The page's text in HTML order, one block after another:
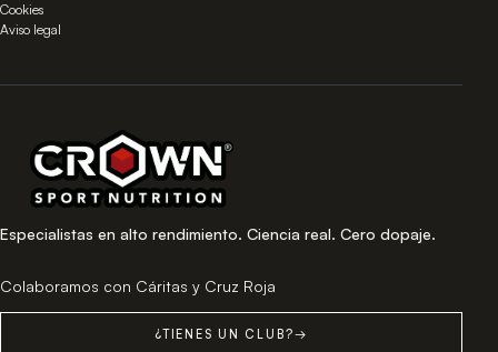
Cookies
Aviso legal
Especialistas en alto rendimiento. Ciencia real. Cero dopaje.
Colaboramos con Cáritas y Cruz Roja
¿TIENES UN CLUB?→